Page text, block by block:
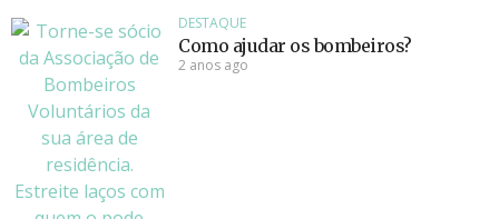
DESTAQUE
Como ajudar os bombeiros?
2 anos ago